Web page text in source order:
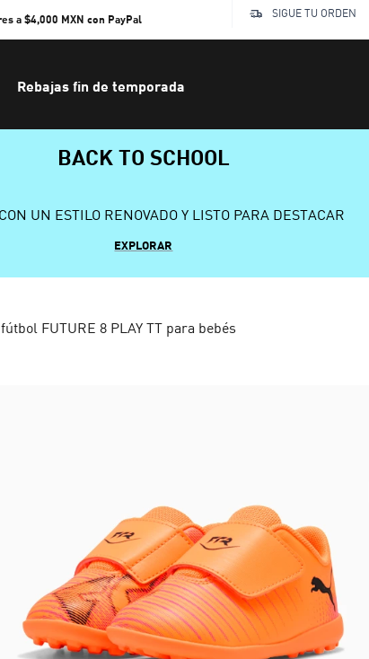
a $4,000 MXN con PayPal
SIGUE TU ORDEN
Rebajas fin de temporada
BACK TO SCHOOL
UN ESTILO RENOVADO Y LISTO PARA DESTACAR
EXPLORAR
FUTURE 8 PLAY TT para bebés